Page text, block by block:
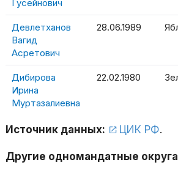
Гусейнович
Девлетханов
Вагид
Асретович
28.06.1989
Дибирова
Ирина
Муртазалиевна
22.02.1980
Источник данных: ЦИК РФ.
Другие одномандатные